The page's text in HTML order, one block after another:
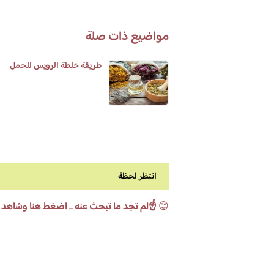
مواضيع ذات صلة
طريقة خلطة الرويس للحمل
انتظر لحظة
😊☝️لم تجد ما تبحث عنه .. اضغط هنا وشاهد